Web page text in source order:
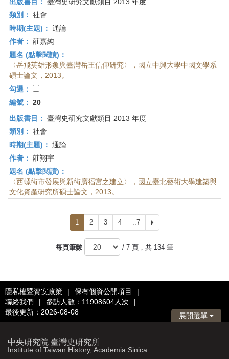
類別： 社會
時期(主題)： 通論
作者： 莊嘉純
題名 (點擊閱讀)：
〈岳飛英雄形象與臺灣岳王信仰研究〉，國立中興大學中國文學系
碩士論文，2013。
勾選：
編號： 20
出版書目： 臺灣史研究文獻類目 2013 年度
類別： 社會
時期(主題)： 通論
作者： 莊翔宇
題名 (點擊閱讀)：
〈西螺街市發展與新街廣福宮之建立〉，國立臺北藝術大學建築與
文化資產研究所碩士論文，2013。
1 2 3 4 ..7
一
每頁筆數
/ 7 頁，共 134 筆
隱私權暨資安政策 | 保有個資公開項目
|
聯絡我們
| 參訪人數：11908604人次
|
最後更新：2026-08-08
展開選單
中央研究院 臺灣史研究所
Institute of Taiwan History, Academia Sinica